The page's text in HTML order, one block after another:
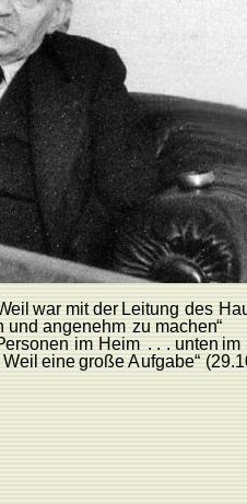
eilwar mit der Leitung des
undangenehm zu machen“
ersonen im Heim . . . untenim
Weil einegroßeAufgabe“